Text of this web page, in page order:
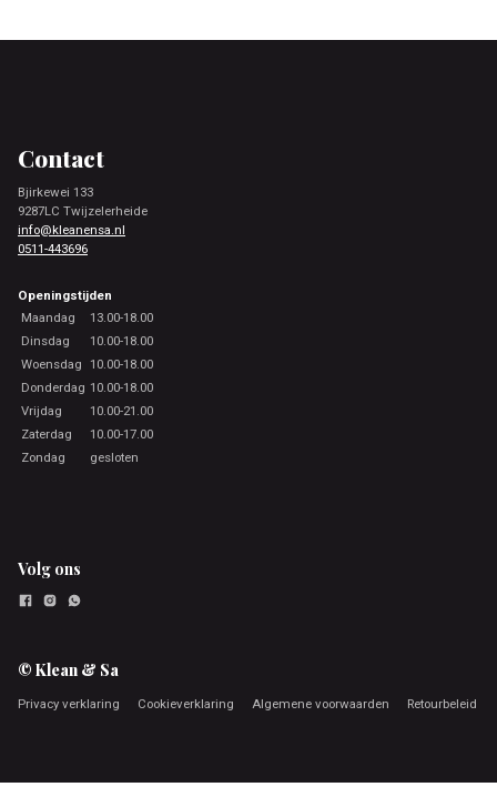
Contact
Bjirkewei 133
9287LC Twijzelerheide
info@kleanensa.nl
0511-443696
Openingstijden
Maandag
13.00-18.00
Dinsdag
10.00-18.00
Woensdag 10.00-18.00
Donderdag 10.00-18.00
Vrijdag
10.00-21.00
Zaterdag
10.00-17.00
Zondag
gesloten
Volg ons
© Klean & Sa
Privacy verklaring Cookieverklaring Algemene voorwaarden Retourbeleid